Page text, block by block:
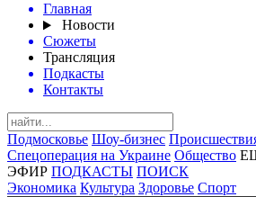
Главная
Новости
Сюжеты
Трансляция
Подкасты
Контакты
Подмосковье Шоу-бизнес
Спецоперация на Украине Общество
ЭФИР ПОДКАСТЫ ПОИСК
Экономика Культура Здоровье Спорт